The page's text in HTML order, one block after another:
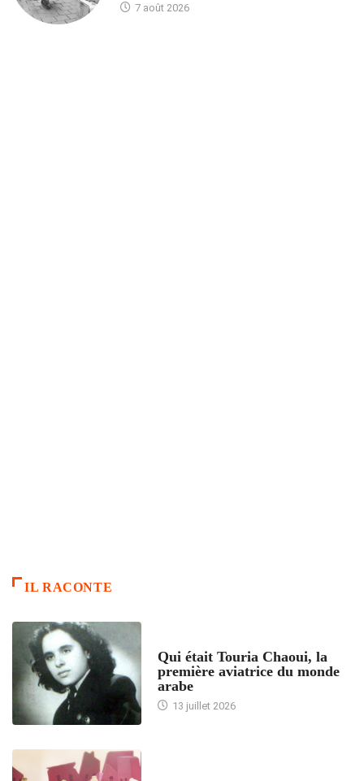
7 août 2026
IL RACONTE
Qui était Touria Chaoui, la
première aviatrice du monde
arabe
13 juillet 2026